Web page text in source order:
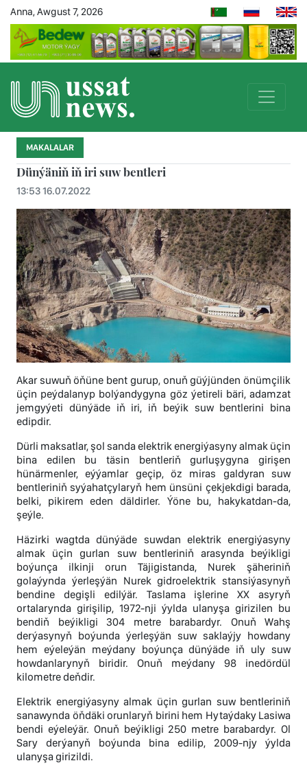
Anna, Awgust 7, 2026
MAKALALAR
Dünýäniň iň iri suw bentleri
13:53 16.07.2022
Akar suwuň öňüne bent gurup, onuň güýjünden önümçilik
üçin peýdalanyp bolýandygyna göz ýetireli bäri, adamzat
jemgyýeti dünýäde iň iri, iň beýik suw bentlerini bina
edipdir.
Dürli maksatlar, şol sanda elektrik energiýasyny almak üçin
bina edilen bu täsin bentleriň gurluşygyna girişen
hünärmenler, eýýamlar geçip, öz miras galdyran suw
bentleriniň syýahatçylaryň hem ünsüni çekjekdigi barada,
belki, pikirem eden däldirler. Ýöne bu, hakykatdan-da,
şeýle.
Häzirki wagtda dünýäde suwdan elektrik energiýasyny
almak üçin gurlan suw bentleriniň arasynda beýikligi
boýunça ilkinji orun Täjigistanda, Nurek şäheriniň
golaýynda ýerleşýän Nurek gidroelektrik stansiýasynyň
bendine degişli edilýär. Taslama işlerine XX asyryň
ortalarynda girişilip, 1972-nji ýylda ulanyşa girizilen bu
bendiň beýikligi 304 metre barabardyr. Onuň Wahş
derýasynyň boýunda ýerleşýän suw saklaýjy howdany
hem eýeleýän meýdany boýunça dünýäde iň uly suw
howdanlarynyň biridir. Onuň meýdany 98 inedördül
kilometre deňdir.
Elektrik energiýasyny almak üçin gurlan suw bentleriniň
sanawynda öňdäki orunlaryň birini hem Hytaýdaky Lasiwa
bendi eýeleýär. Onuň beýikligi 250 metre barabardyr. Ol
Sary derýanyň boýunda bina edilip, 2009-njy ýylda
ulanyşa girizildi.